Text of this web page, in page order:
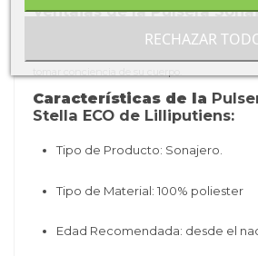
Ventajas de la Pulsera
Características de la
Stella ECO de Lilliputiens:
Tipo de Producto: Sonajero.
Tipo de Material: 100% poliester
Edad Recomendada: desde el
RECHAZAR